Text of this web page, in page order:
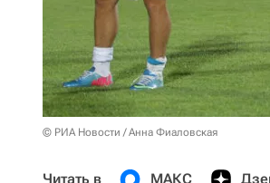
© РИА Новости / Анна Фиаловская
Читать в МАКС